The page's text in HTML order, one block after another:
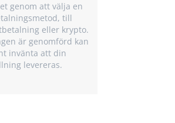
genom att välja en
till
eller krypto.
är genomförd kan
invänta att din
levereras.